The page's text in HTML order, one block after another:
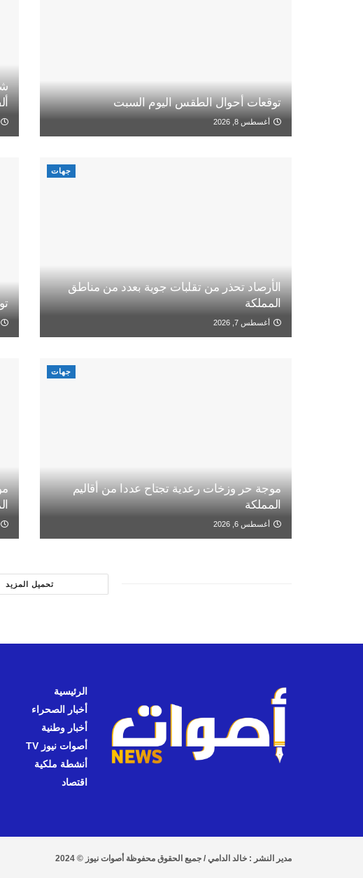
توقعات أحوال الطقس اليوم السبت
أغسطس 8, 2026
جهات
الأرصاد تحذر من تقلبات جوية بعدد من مناطق
المملكة
أغسطس 7, 2026
جهات
موجة حر وزخات رعدية تجتاح عددا من أقاليم
المملكة
أغسطس 6, 2026
تحميل المزيد
الرئيسية
أخبار الصحراء
أخبار وطنية
أصوات نيوز TV
أنشطة ملكية
اقتصاد
مدير النشر : خالد الدامي / جميع الحقوق محفوظة أصوات نيوز © 2024